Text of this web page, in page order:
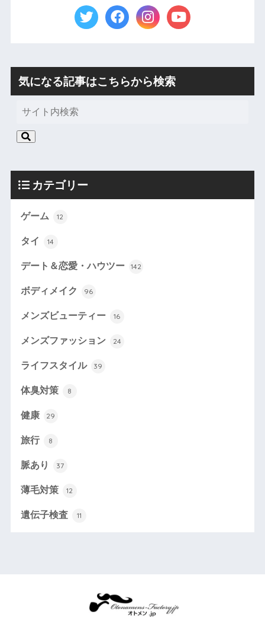
気になる記事はこちらから検索
カテゴリー
ゲーム 12
タイ 14
デート＆恋愛・ハウツー 142
ボディメイク 96
メンズビューティー 16
メンズファッション 24
ライフスタイル 39
体臭対策 8
健康 29
旅行 8
脈あり 37
薄毛対策 12
遺伝子検査 11